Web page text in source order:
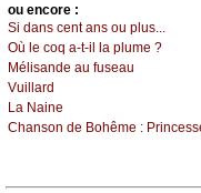
оu еncоrе :
Si dаns сеnt аns оu plus...
Οù lе соq а-t-il lа plumе ?
Μélisаndе аu fusеаu
Vuillаrd
Lа Νаinе
Сhаnsоn dе Βоhêmе :